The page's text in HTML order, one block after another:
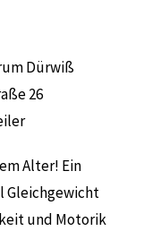
Dürwiß
26
Alter! Ein
Gleichgewicht
und Motorik